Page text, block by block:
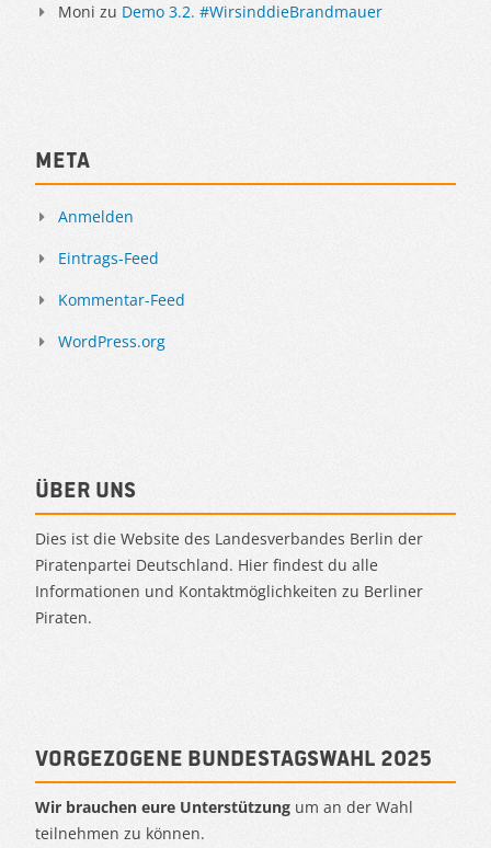
Moni zu Demo 3.2. #WirsinddieBrandmauer
Meta
Anmelden
Eintrags-Feed
Kommentar-Feed
WordPress.org
Über uns
Dies ist die Website des Landesverbandes Berlin der
Piratenpartei Deutschland. Hier findest du alle
Informationen und Kontaktmöglichkeiten zu Berliner
Piraten.
Vorgezogene Bundestagswahl 2025
Wir brauchen eure Unterstützung um an der Wahl
teilnehmen zu können.